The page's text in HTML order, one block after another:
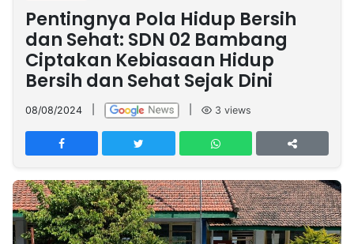
Nasional
International
Olahraga
Entertainment
Daerah
Pariwisata
Kuliner
Kolom
Network
PT
TREETAN
MULTIMEDIA
INDONESIA
Partner
Pentingnya Pola Hidup Bersih
dan Sehat: SDN 02 Bambang
Ciptakan Kebiasaan Hidup
Bersih dan Sehat Sejak Dini
08/08/2024 3 views